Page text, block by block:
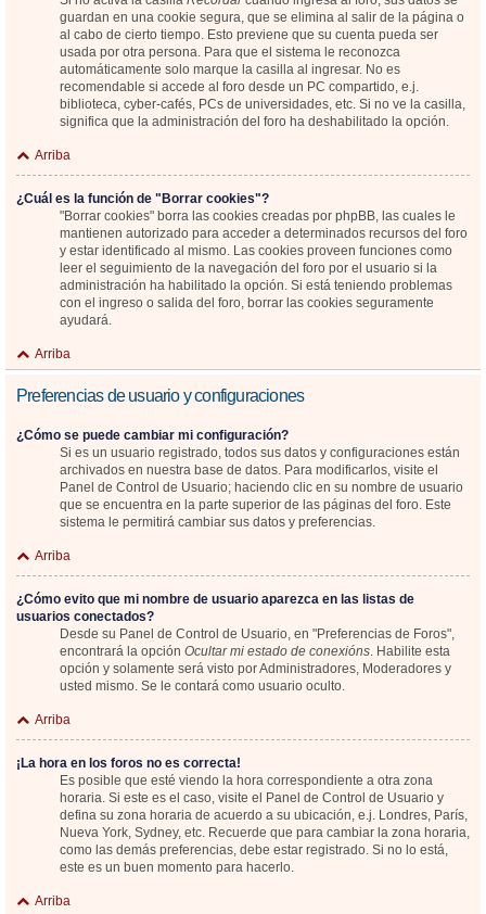
guardan en una cookie segura, que se elimina al salir de la página o
al cabo de cierto tiempo. Esto previene que su cuenta pueda ser
usada por otra persona. Para que el sistema le reconozca
automáticamente solo marque la casilla al ingresar. No es
recomendable si accede al foro desde un PC compartido, e.j.
biblioteca, cyber-cafés, PCs de universidades, etc. Si no ve la casilla,
significa que la administración del foro ha deshabilitado la opción.
Arriba
¿Cuál es la función de "Borrar cookies"?
"Borrar cookies" borra las cookies creadas por phpBB, las cuales le
mantienen autorizado para acceder a determinados recursos del foro
y estar identificado al mismo. Las cookies proveen funciones como
leer el seguimiento de la navegación del foro por el usuario si la
administración ha habilitado la opción. Si está teniendo problemas
con el ingreso o salida del foro, borrar las cookies seguramente
ayudará.
Arriba
Preferencias de usuario y configuraciones
¿Cómo se puede cambiar mi configuración?
Si es un usuario registrado, todos sus datos y configuraciones están
archivados en nuestra base de datos. Para modificarlos, visite el
Panel de Control de Usuario; haciendo clic en su nombre de usuario
que se encuentra en la parte superior de las páginas del foro. Este
sistema le permitirá cambiar sus datos y preferencias.
Arriba
¿Cómo evito que mi nombre de usuario aparezca en las listas de
usuarios conectados?
Desde su Panel de Control de Usuario, en "Preferencias de Foros",
encontrará la opción Ocultar mi estado de conexións. Habilite esta
opción y solamente será visto por Administradores, Moderadores y
usted mismo. Se le contará como usuario oculto.
Arriba
¡La hora en los foros no es correcta!
Es posible que esté viendo la hora correspondiente a otra zona
horaria. Si este es el caso, visite el Panel de Control de Usuario y
defina su zona horaria de acuerdo a su ubicación, e.j. Londres, París,
Nueva York, Sydney, etc. Recuerde que para cambiar la zona horaria,
como las demás preferencias, debe estar registrado. Si no lo está,
este es un buen momento para hacerlo.
Arriba